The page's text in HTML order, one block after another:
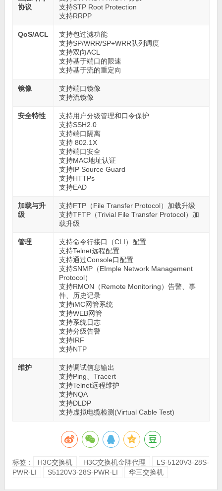
协议
支持STP Root Protection
支持RRPP
QoS/ACL
支持包过滤功能
支持SP/WRR/SP+WRR队列调度
支持双向ACL
支持基于端口的限速
支持基于流的重定向
镜像
支持端口镜像
支持流镜像
安全特性
支持用户分级管理和口令保护
支持SSH2.0
支持端口隔离
支持 802.1X
支持端口安全
支持MAC地址认证
支持IP Source Guard
支持HTTPs
支持EAD
加载与升
级
支持FTP（File Transfer Protocol）加载升级
支持TFTP（Trivial File Transfer Protocol）加
载升级
管理
支持命令行接口（CLI）配置
支持Telnet远程配置
支持通过Console口配置
支持SNMP（EImple Network Management
Protocol）
支持RMON（Remote Monitoring）告警、事
件、历史记录
支持iMC网管系统
支持WEB网管
支持系统日志
支持分级告警
支持IRF
支持NTP
维护
支持调试信息输出
支持Ping、Tracert
支持Telnet远程维护
支持NQA
支持DLDP
支持虚拟电缆检测(Virtual Cable Test)
标签： H3C交换机 H3C交换机金牌代理
LS-5120V3-28S-
PWR-LI
S5120V3-28S-PWR-LI 华三交换机